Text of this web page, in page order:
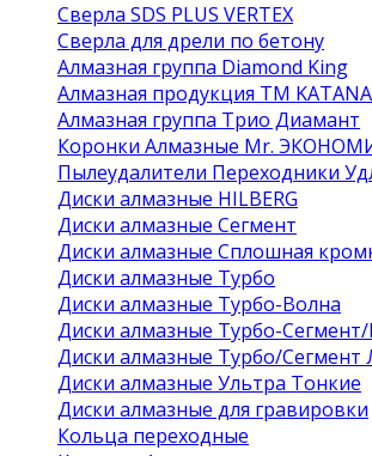
Сверла SDS PLUS VERTEX
Сверла для дрели по бетону
Алмазная группа Diamond King
Алмазная продукция ТМ KATANA
Алмазная группа Трио Диамант
Коронки Алмазные Mr.
Пылеудалители Переходники
Диски алмазные HILBERG
Диски алмазные Сегмент
Диски алмазные Сплошная
Диски алмазные Турбо
Диски алмазные Турбо-Волна
Диски алмазные Турбо-Сегмент/
Диски алмазные Турбо/Сегмент
Диски алмазные Ультра Тонкие
Диски алмазные для гравировки
Кольца переходные